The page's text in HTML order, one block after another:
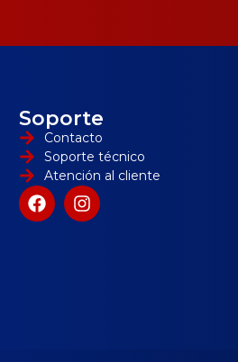
Soporte
Contacto
Soporte técnico
Atención al cliente